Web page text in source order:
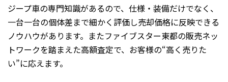
ジープ車の専門知識があるので、仕様・装備だけでなく、
一台一台の個体差まで細かく評価し売却価格に反映できる
ノウハウがあります。またファイブスター東都の販売ネッ
トワークを踏まえた高額査定で、お客様の“高く売りた
い”に応えます。